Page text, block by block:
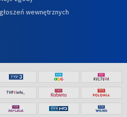
wewnętrznych